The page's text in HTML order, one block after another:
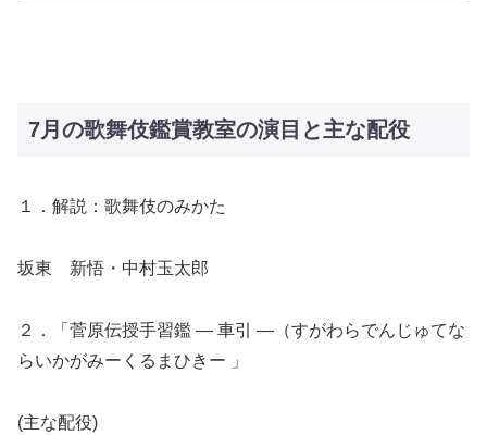
7月の歌舞伎鑑賞教室の演目と主な配役
１．解説：歌舞伎のみかた
坂東 新悟・中村玉太郎
２．「菅原伝授手習鑑 ― 車引 ―（すがわらでんじゅてな
らいかがみーくるまひきー 」
(主な配役)